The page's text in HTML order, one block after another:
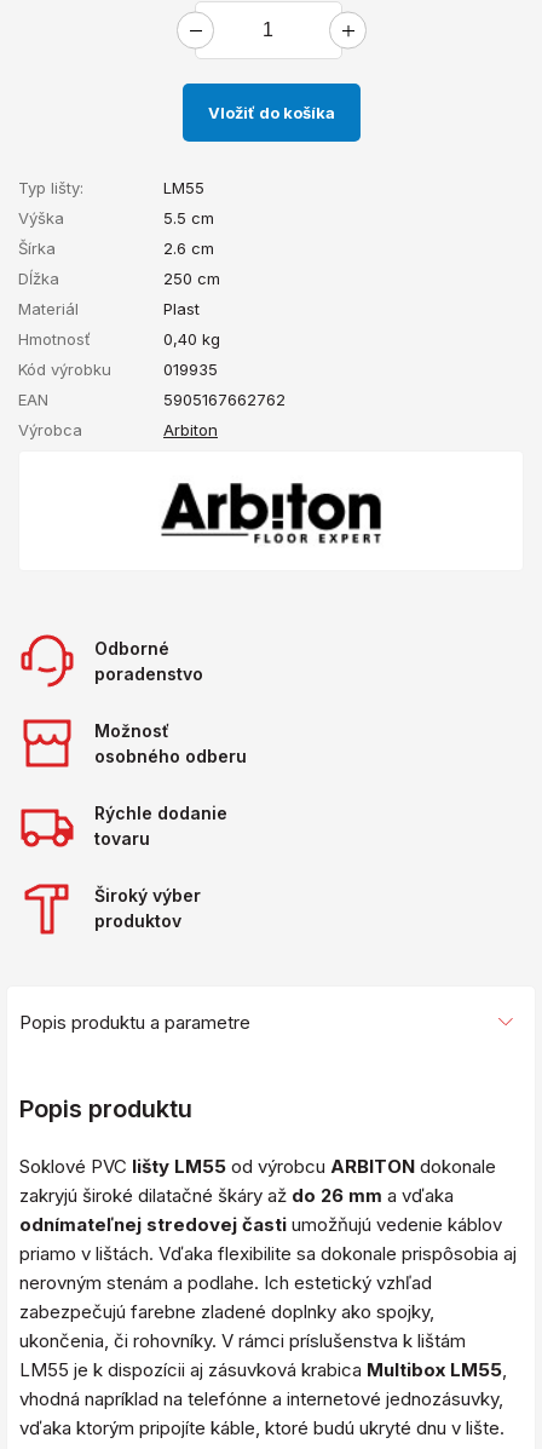
Vložiť do košíka
Typ lišty:
LM55
Výška
5.5 cm
Šírka
2.6 cm
Dĺžka
250 cm
Materiál
Plast
Hmotnosť
0,40 kg
Kód výrobku
019935
EAN
5905167662762
Výrobca
Arbiton
Odborné
poradenstvo
Možnosť
osobného odberu
Rýchle dodanie
tovaru
Široký výber
produktov
Popis produktu a parametre
Popis produktu
Soklové PVC lišty LM55 od výrobcu ARBITON dokonale
zakryjú široké dilatačné škáry až do 26 mm a vďaka
odnímateľnej stredovej časti umožňujú vedenie káblov
priamo v lištách. Vďaka flexibilite sa dokonale prispôsobia aj
nerovným stenám a podlahe. Ich estetický vzhľad
zabezpečujú farebne zladené doplnky ako spojky,
ukončenia, či rohovníky. V rámci príslušenstva k lištám
LM55 je k dispozícii aj zásuvková krabica Multibox LM55,
vhodná napríklad na telefónne a internetové jednozásuvky,
vďaka ktorým pripojíte káble, ktoré budú ukryté dnu v lište.